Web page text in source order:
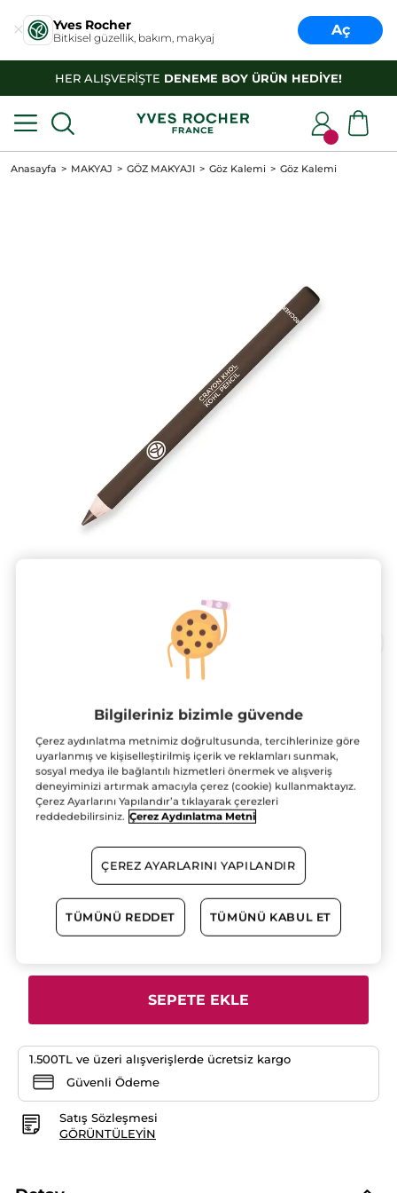
Yves Rocher
Bitkisel güzellik, bakım, makyaj Aç
HER ALIŞVERİŞTE DENEME BOY ÜRÜN HEDİYE!
Anasayfa MAKYAJ GÖZ MAKYAJI Göz Kalemi Göz Kalemi
Göz Kalemi
1.1 g
4.6 ★★★★★
★★★★★
4.6/5
yıldız.
Bu
ürün
yorumları
Göz
(307)YORUM EKLE
3 AL 2 ÖDE!
456.90 TL
Kahve
SEPETE EKLE
1.500TL ve üzeri alışverişlerde ücretsiz kargo
Güvenli Ödeme
Satış Sözleşmesi
GÖRÜNTÜLEYIN
Bilgileriniz bizimle güvende
Çerez aydınlatma metnimiz doğrultusunda, tercihlerinize göre
uyarlanmış ve kişiselleştirilmiş içerik ve reklamları sunmak,
sosyal medya ile bağlantılı hizmetleri önermek ve alışveriş
deneyiminizi artırmak amacıyla çerez (cookie) kullanmaktayız.
Çerez Ayarlarını Yapılandır’a tıklayarak çerezleri
reddedebilirsiniz. Çerez Aydınlatma Metni
ÇEREZ AYARLARINI YAPILANDIR
TÜMÜNÜ REDDET TÜMÜNÜ KABUL ET